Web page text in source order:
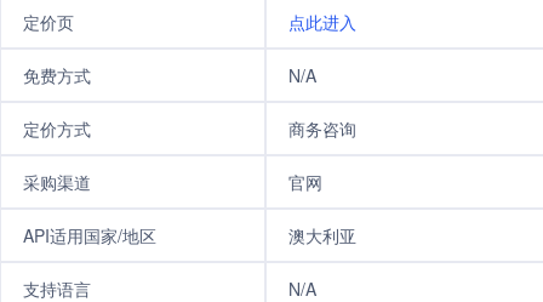
定价页 点此进入
免费方式 N/A
定价方式 商务咨询
采购渠道 官网
API适用国家/地区 澳大利亚
支持语言 N/A